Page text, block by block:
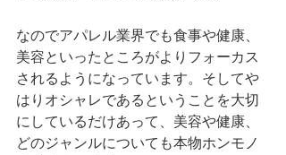
なのでアパレル業界でも食事や健康、
美容といったところがよりフォーカス
されるようになっています。そしてや
はりオシャレであるということを大切
にしているだけあって、美容や健康、
どのジャンルについても本物ホンモノ